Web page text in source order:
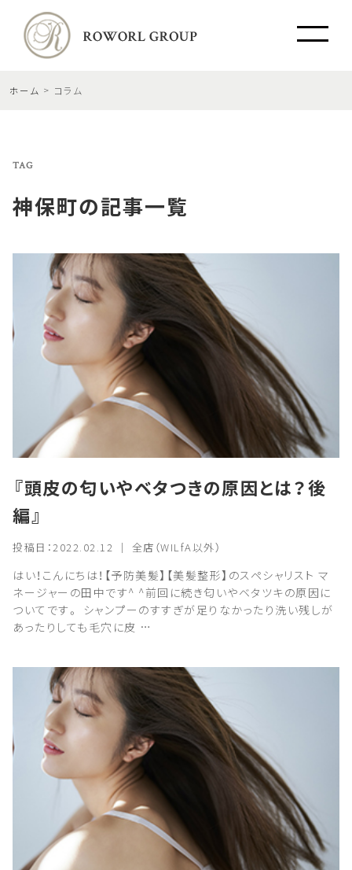
ホーム コラム
TAG
神保町の記事一覧
『頭皮の匂いやベタつきの原因とは？後
編』
投稿日：2022.02.12 ｜ 全店（WILfA以外）
はい！こんにちは！【予防美髪】【美髪整形】のスペシャリスト マ
ネージャーの田中です^ ^前回に続き匂いやベタツキの原因に
ついてです。 シャンプーのすすぎが足りなかったり洗い残しが
あったりしても毛穴に皮 …